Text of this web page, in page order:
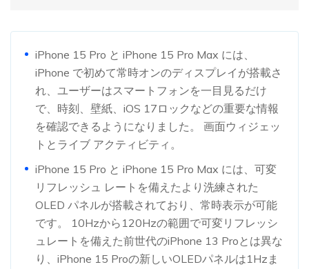
iPhone 15 Pro と iPhone 15 Pro Max には、
iPhone で初めて常時オンのディスプレイが搭載さ
れ、ユーザーはスマートフォンを一目見るだけ
で、時刻、壁紙、iOS 17ロックなどの重要な情報
を確認できるようになりました。 画面ウィジェッ
トとライブ アクティビティ。
iPhone 15 Pro と iPhone 15 Pro Max には、可変
リフレッシュ レートを備えたより洗練された
OLED パネルが搭載されており、常時表示が可能
です。 10Hzから120Hzの範囲で可変リフレッシ
ュレートを備えた前世代のiPhone 13 Proとは異な
り、iPhone 15 Proの新しいOLEDパネルは1Hzま